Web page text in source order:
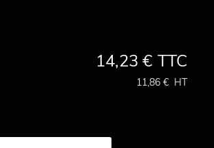
14,23 € TTC
11,86 € HT